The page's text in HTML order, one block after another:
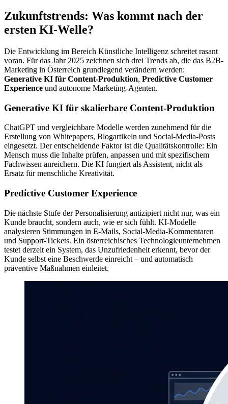
Zukunftstrends: Was kommt nach der
ersten KI-Welle?
Die Entwicklung im Bereich Künstliche Intelligenz schreitet rasant
voran. Für das Jahr 2025 zeichnen sich drei Trends ab, die das B2B-
Marketing in Österreich grundlegend verändern werden:
Generative KI für Content-Produktion, Predictive Customer
Experience und autonome Marketing-Agenten.
Generative KI für skalierbare Content-Produktion
ChatGPT und vergleichbare Modelle werden zunehmend für die
Erstellung von Whitepapers, Blogartikeln und Social-Media-Posts
eingesetzt. Der entscheidende Faktor ist die Qualitätskontrolle: Ein
Mensch muss die Inhalte prüfen, anpassen und mit spezifischem
Fachwissen anreichern. Die KI fungiert als Assistent, nicht als
Ersatz für menschliche Kreativität.
Predictive Customer Experience
Die nächste Stufe der Personalisierung antizipiert nicht nur, was ein
Kunde braucht, sondern auch, wie er sich fühlt. KI-Modelle
analysieren Stimmungen in E-Mails, Social-Media-Kommentaren
und Support-Tickets. Ein österreichisches Technologieunternehmen
testet derzeit ein System, das Unzufriedenheit erkennt, bevor der
Kunde selbst eine Beschwerde einreicht – und automatisch
präventive Maßnahmen einleitet.